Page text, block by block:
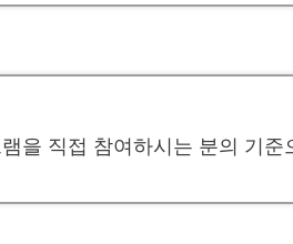
을 직접 참여하시는 분의 기준